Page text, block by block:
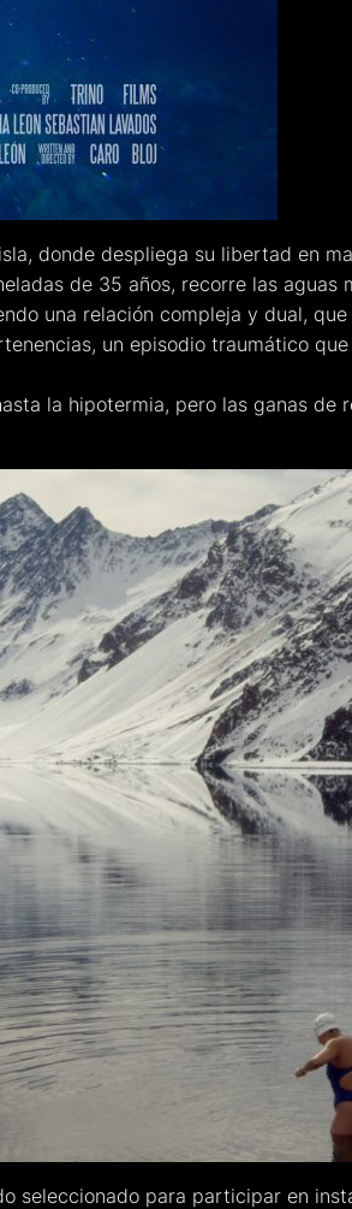
donde despliega su libertad en
de 35 años, recorre las
una relación compleja y dual,
un episodio traumático
la hipotermia, pero las ganas
seleccionado para participar en